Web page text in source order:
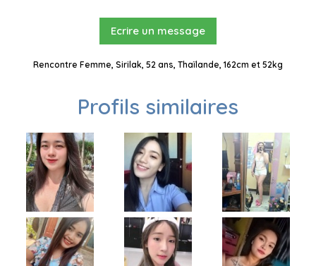
Ecrire un message
Rencontre Femme, Sirilak, 52 ans, Thaïlande, 162cm et 52kg
Profils similaires